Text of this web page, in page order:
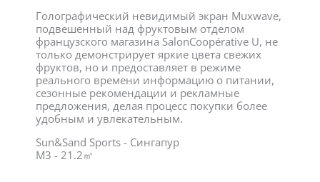
Голографический невидимый экран Muxwave,
подвешенный над фруктовым отделом
французского магазина SalonCoopérative U, не
только демонстрирует яркие цвета свежих
фруктов, но и предоставляет в режиме
реального времени информацию о питании,
сезонные рекомендации и рекламные
предложения, делая процесс покупки более
удобным и увлекательным.
Sun&Sand Sports - Сингапур
M3 - 21.2㎡